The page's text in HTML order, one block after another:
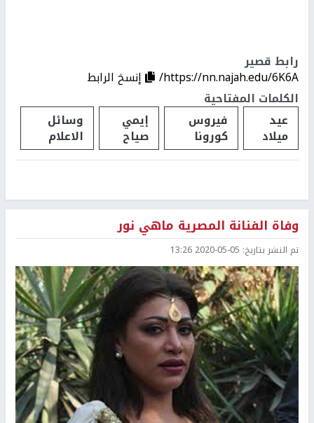
رابط قصير
https://nn.najah.edu/6K6A/
إنسخ الرابط
الكلمات المفتاحية
عيد
ميلاد
فيروس
كورونا
إيمي
صياح
وسائل
الاعلام
وفاة الفنانة المصرية ماهي نور
تم النشر بتاريخ: 2020-05-05 13:26